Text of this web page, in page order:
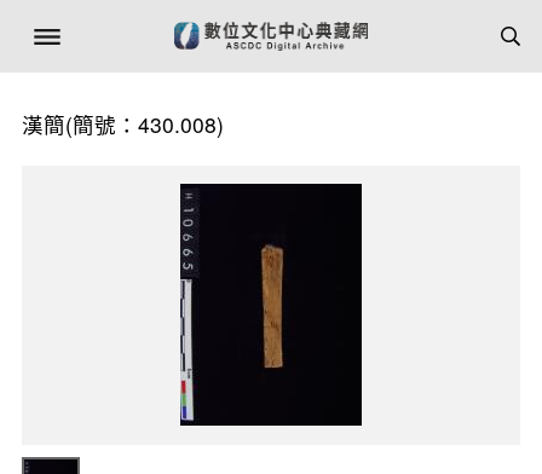
漢簡(簡號：430.008)